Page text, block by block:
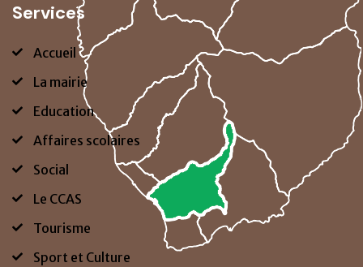
Services
Accueil
La mairie
Education
Affaires scolaires
Social
Le CCAS
Tourisme
Sport et Culture